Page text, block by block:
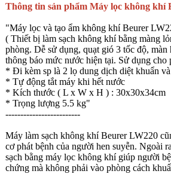
Thông tin sản phẩm Máy lọc không khí
"Máy lọc và tạo ẩm không khí Beurer
( Thiết bị làm sạch không khí bằng màng
phòng. Dễ sử dụng, quạt gió 3 tốc độ, màn
thông báo mức nước hiện tại. Sử dụng cho
* Đi kèm sp là 2 lọ dung dịch diệt khuẩn
* Tự động tắt máy khi hết nước
* Kích thước ( L x W x H ) : 30x30x34cm
* Trọng lượng 5.5 kg"
-------------------------
Máy làm sạch không khí Beurer LW220
cơ phát bệnh của người hen suyễn. Ngoài
sạch bằng máy lọc không khí giúp người
chứng mà không phải vào phòng cách